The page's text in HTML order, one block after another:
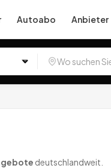
Autoabo Anbieter
deutschlandweit.